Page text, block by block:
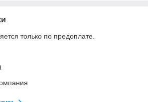
только по предоплате.